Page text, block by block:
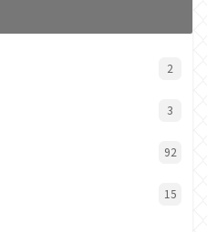
2
3
92
15